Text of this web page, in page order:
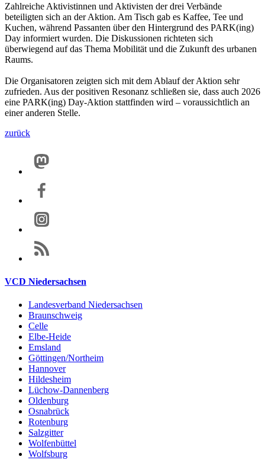
Zahlreiche Aktivistinnen und Aktivisten der drei Verbände
beteiligten sich an der Aktion. Am Tisch gab es Kaffee, Tee und
Kuchen, während Passanten über den Hintergrund des PARK(ing)
Day informiert wurden. Die Diskussionen richteten sich
überwiegend auf das Thema Mobilität und die Zukunft des urbanen
Raums.
Die Organisatoren zeigten sich mit dem Ablauf der Aktion sehr
zufrieden. Aus der positiven Resonanz schließen sie, dass auch 2026
eine PARK(ing) Day-Aktion stattfinden wird – voraussichtlich an
einer anderen Stelle.
zurück
VCD Niedersachsen
Landesverband Niedersachsen
Braunschweig
Celle
Elbe-Heide
Emsland
Göttingen/Northeim
Hannover
Hildesheim
Lüchow-Dannenberg
Oldenburg
Osnabrück
Rotenburg
Salzgitter
Wolfenbüttel
Wolfsburg